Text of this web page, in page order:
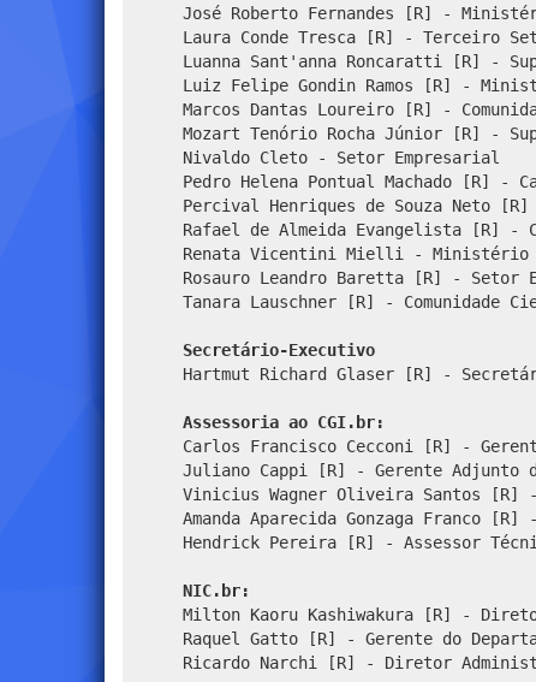
José Roberto Fernandes [R] -
Laura Conde Tresca [R] - Terceiro
Luanna Sant'anna Roncaratti [R] -
Luiz Felipe Gondin Ramos [R] -
Marcos Dantas Loureiro [R] -
Mozart Tenório Rocha Júnior [R] -
Nivaldo Cleto - Setor Empresarial
Pedro Helena Pontual Machado [R] -
Percival Henriques de Souza Neto
Rafael de Almeida Evangelista [R] -
Renata Vicentini Mielli - Ministério
Rosauro Leandro Baretta [R] - Setor
Tanara Lauschner [R] - Comunidade
Secretário-Executivo
Hartmut Richard Glaser [R] -
Assessoria ao CGI.br:
Carlos Francisco Cecconi [R] -
Juliano Cappi [R] - Gerente Adjunto
Vinicius Wagner Oliveira Santos [R]
Amanda Aparecida Gonzaga Franco
Hendrick Pereira [R] - Assessor
NIC.br:
Milton Kaoru Kashiwakura [R] -
Raquel Gatto [R] - Gerente do
Ricardo Narchi [R] - Diretor